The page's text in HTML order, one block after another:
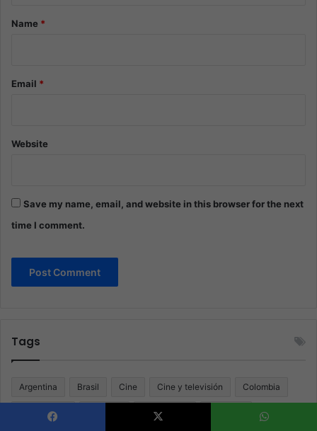
*Name *
Email *
Website
Save my name, email, and website in this browser for the next
time I comment.
Tags
Argentina Brasil Cine Cine y televisión Colombia
Coronavirus Cuarentena